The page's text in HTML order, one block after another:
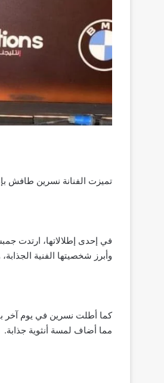
تميزت الفنانة نسرين طافش
في إحدى إطلالاتها، ارتدت
وأبرز شخصيتها الفنية
مما أضاف لمسة أنثوية جذابة.